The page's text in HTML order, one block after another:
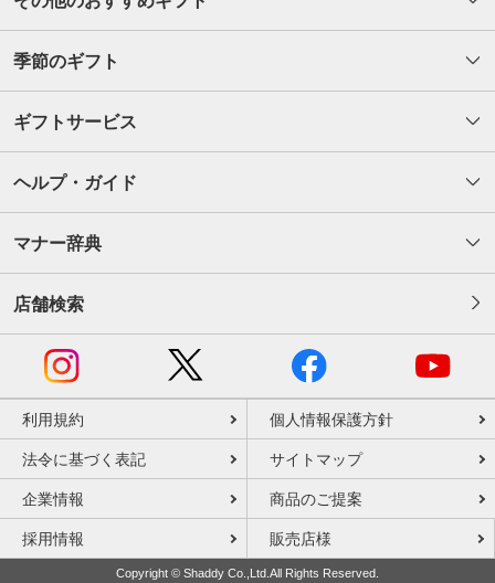
季節のギフト
ギフトサービス
ヘルプ・ガイド
マナー辞典
店舗検索
利用規約 個人情報保護方針
法令に基づく表記 サイトマップ
企業情報 商品のご提案
採用情報 販売店様
Copyright © Shaddy Co.,Ltd.All Rights Reserved.